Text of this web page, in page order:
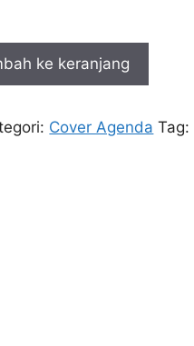
ke keranjang
Cover Agenda Tag: